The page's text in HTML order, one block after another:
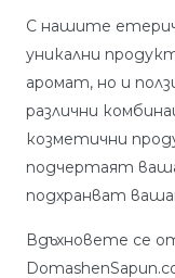
С нашите
уникални
аромат, но и
различни
козметични
подчертаят
подхранват
Вдъхновете се